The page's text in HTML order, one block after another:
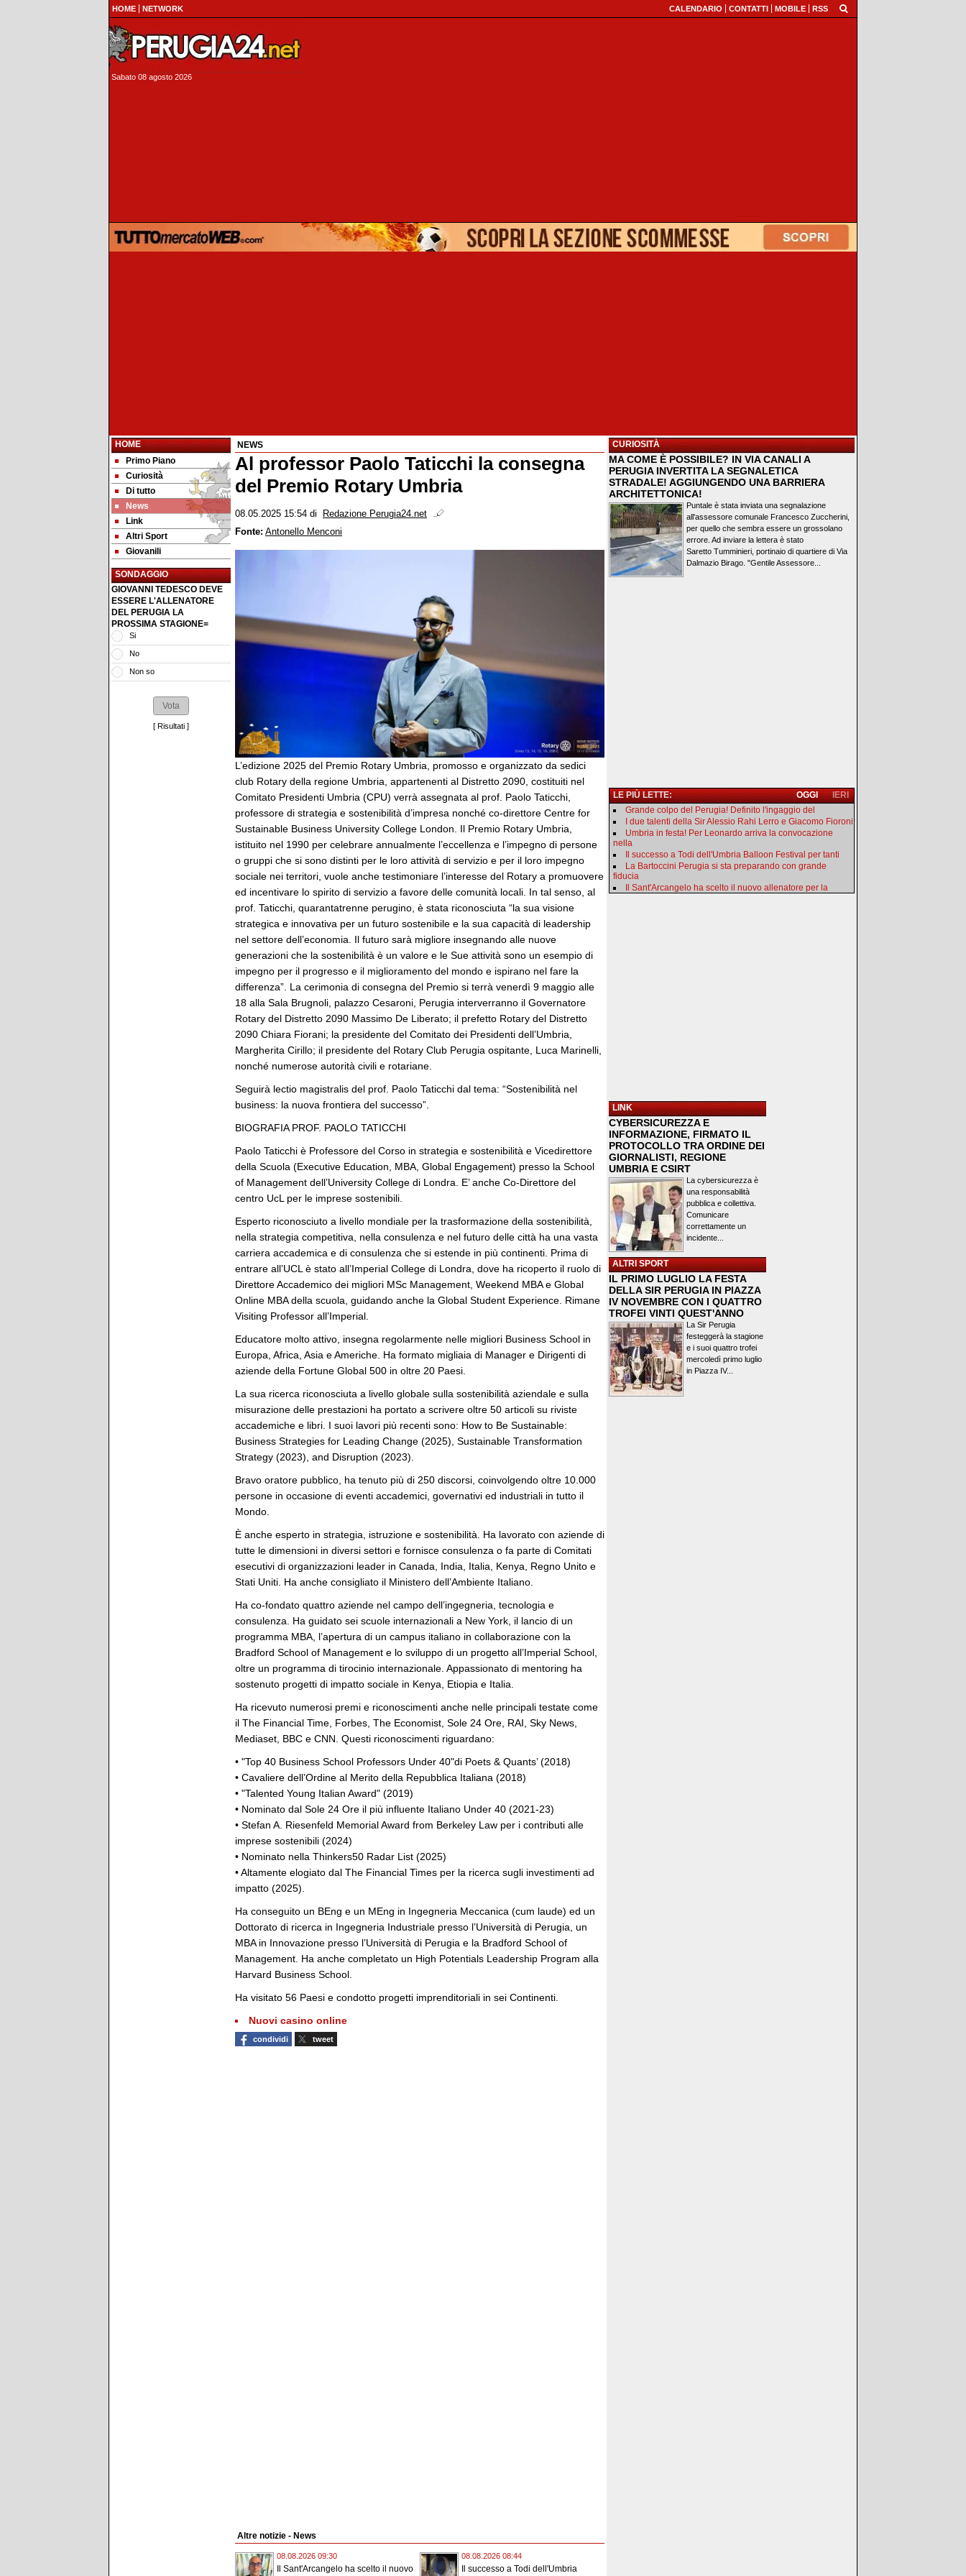
HOME NETWORK CALENDARIO CONTATTI MOBILE RSS
Sabato 08 agosto 2026
HOME
Primo Piano
Curiosità
Di tutto
News
Link
Altri Sport
Giovanili
SONDAGGIO
GIOVANNI TEDESCO DEVE
ESSERE L'ALLENATORE
DEL PERUGIA LA
PROSSIMA STAGIONE=
Si
No
Non so
[ Risultati ]
NEWS
Al professor Paolo Taticchi la consegna
del Premio Rotary Umbria
08.05.2025 15:54 di
Redazione Perugia24.net
Fonte: Antonello Menconi
L’edizione 2025 del Premio Rotary Umbria, promosso e organizzato da sedici
club Rotary della regione Umbria, appartenenti al Distretto 2090, costituiti nel
Comitato Presidenti Umbria (CPU) verrà assegnata al prof. Paolo Taticchi,
professore di strategia e sostenibilità d’impresa nonché co-direttore Centre for
Sustainable Business University College London. Il Premio Rotary Umbria,
istituito nel 1990 per celebrare annualmente l’eccellenza e l’impegno di persone
o gruppi che si sono distinti per le loro attività di servizio e per il loro impegno
sociale nei territori, vuole anche testimoniare l’interesse del Rotary a promuovere
ed incentivare lo spirito di servizio a favore delle comunità locali. In tal senso, al
prof. Taticchi, quarantatrenne perugino, è stata riconosciuta “la sua visione
strategica e innovativa per un futuro sostenibile e la sua capacità di leadership
nel settore dell’economia. Il futuro sarà migliore insegnando alle nuove
generazioni che la sostenibilità è un valore e le Sue attività sono un esempio di
impegno per il progresso e il miglioramento del mondo e ispirano nel fare la
differenza”. La cerimonia di consegna del Premio si terrà venerdì 9 maggio alle
18 alla Sala Brugnoli, palazzo Cesaroni, Perugia interverranno il Governatore
Rotary del Distretto 2090 Massimo De Liberato; il prefetto Rotary del Distretto
2090 Chiara Fiorani; la presidente del Comitato dei Presidenti dell’Umbria,
Margherita Cirillo; il presidente del Rotary Club Perugia ospitante, Luca Marinelli,
nonché numerose autorità civili e rotariane.
Seguirà lectio magistralis del prof. Paolo Taticchi dal tema: “Sostenibilità nel
business: la nuova frontiera del successo”.
BIOGRAFIA PROF. PAOLO TATICCHI
Paolo Taticchi è Professore del Corso in strategia e sostenibilità e Vicedirettore
della Scuola (Executive Education, MBA, Global Engagement) presso la School
of Management dell’University College di Londra. E’ anche Co-Direttore del
centro UcL per le imprese sostenibili.
Esperto riconosciuto a livello mondiale per la trasformazione della sostenibilità,
nella strategia competitiva, nella consulenza e nel futuro delle città ha una vasta
carriera accademica e di consulenza che si estende in più continenti. Prima di
entrare all’UCL è stato all’Imperial College di Londra, dove ha ricoperto il ruolo di
Direttore Accademico dei migliori MSc Management, Weekend MBA e Global
Online MBA della scuola, guidando anche la Global Student Experience. Rimane
Visiting Professor all’Imperial.
Educatore molto attivo, insegna regolarmente nelle migliori Business School in
Europa, Africa, Asia e Americhe. Ha formato migliaia di Manager e Dirigenti di
aziende della Fortune Global 500 in oltre 20 Paesi.
La sua ricerca riconosciuta a livello globale sulla sostenibilità aziendale e sulla
misurazione delle prestazioni ha portato a scrivere oltre 50 articoli su riviste
accademiche e libri. I suoi lavori più recenti sono: How to Be Sustainable:
Business Strategies for Leading Change (2025), Sustainable Transformation
Strategy (2023), and Disruption (2023).
Bravo oratore pubblico, ha tenuto più di 250 discorsi, coinvolgendo oltre 10.000
persone in occasione di eventi accademici, governativi ed industriali in tutto il
Mondo.
È anche esperto in strategia, istruzione e sostenibilità. Ha lavorato con aziende di
tutte le dimensioni in diversi settori e fornisce consulenza o fa parte di Comitati
esecutivi di organizzazioni leader in Canada, India, Italia, Kenya, Regno Unito e
Stati Uniti. Ha anche consigliato il Ministero dell’Ambiente Italiano.
Ha co-fondato quattro aziende nel campo dell’ingegneria, tecnologia e
consulenza. Ha guidato sei scuole internazionali a New York, il lancio di un
programma MBA, l’apertura di un campus italiano in collaborazione con la
Bradford School of Management e lo sviluppo di un progetto all’Imperial School,
oltre un programma di tirocinio internazionale. Appassionato di mentoring ha
sostenuto progetti di impatto sociale in Kenya, Etiopia e Italia.
Ha ricevuto numerosi premi e riconoscimenti anche nelle principali testate come
il The Financial Time, Forbes, The Economist, Sole 24 Ore, RAI, Sky News,
Mediaset, BBC e CNN. Questi riconoscimenti riguardano:
• "Top 40 Business School Professors Under 40"di Poets & Quants’ (2018)
• Cavaliere dell’Ordine al Merito della Repubblica Italiana (2018)
• "Talented Young Italian Award" (2019)
• Nominato dal Sole 24 Ore il più influente Italiano Under 40 (2021-23)
• Stefan A. Riesenfeld Memorial Award from Berkeley Law per i contributi alle
imprese sostenibili (2024)
• Nominato nella Thinkers50 Radar List (2025)
• Altamente elogiato dal The Financial Times per la ricerca sugli investimenti ad
impatto (2025).
Ha conseguito un BEng e un MEng in Ingegneria Meccanica (cum laude) ed un
Dottorato di ricerca in Ingegneria Industriale presso l’Università di Perugia, un
MBA in Innovazione presso l’Università di Perugia e la Bradford School of
Management. Ha anche completato un High Potentials Leadership Program alla
Harvard Business School.
Ha visitato 56 Paesi e condotto progetti imprenditoriali in sei Continenti.
Nuovi casino online
condividi tweet
Altre notizie - News
08.08.2026 09:30
Il Sant'Arcangelo ha scelto il nuovo
08.08.2026 08:44
Il successo a Todi dell'Umbria
CURIOSITÀ
MA COME È POSSIBILE? IN VIA CANALI A
PERUGIA INVERTITA LA SEGNALETICA
STRADALE! AGGIUNGENDO UNA BARRIERA
ARCHITETTONICA!
Puntale è stata inviata una segnalazione
all'assessore comunale Francesco Zuccherini,
per quello che sembra essere un grossolano
errore. Ad inviare la lettera è stato
Saretto Tumminieri, portinaio di quartiere di Via
Dalmazio Birago. "Gentile Assessore...
LE PIÙ LETTE: IERI
OGGI
Grande colpo del Perugia! Definito l'ingaggio del
I due talenti della Sir Alessio Rahi Lerro e Giacomo Fioroni
Umbria in festa! Per Leonardo arriva la convocazione
nella
Il successo a Todi dell'Umbria Balloon Festival per tanti
La Bartoccini Perugia si sta preparando con grande
fiducia
Il Sant'Arcangelo ha scelto il nuovo allenatore per la
LINK
CYBERSICUREZZA E
INFORMAZIONE, FIRMATO IL
PROTOCOLLO TRA ORDINE DEI
GIORNALISTI, REGIONE
UMBRIA E CSIRT
La cybersicurezza è
una responsabilità
pubblica e collettiva.
Comunicare
correttamente un
incidente...
ALTRI SPORT
IL PRIMO LUGLIO LA FESTA
DELLA SIR PERUGIA IN PIAZZA
IV NOVEMBRE CON I QUATTRO
TROFEI VINTI QUEST'ANNO
La Sir Perugia
festeggerà la stagione
e i suoi quattro trofei
mercoledì primo luglio
in Piazza IV...